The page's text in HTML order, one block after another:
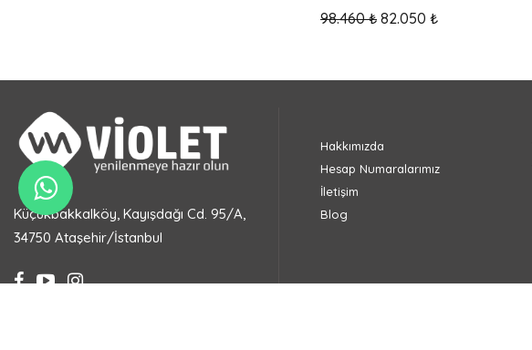
98.460 ₺ 82.050 ₺
Küçükbakkalköy, Kayışdağı Cd. 95/A,
34750 Ataşehir/İstanbul
Hakkımızda
Hesap Numaralarımız
İletişim
Blog